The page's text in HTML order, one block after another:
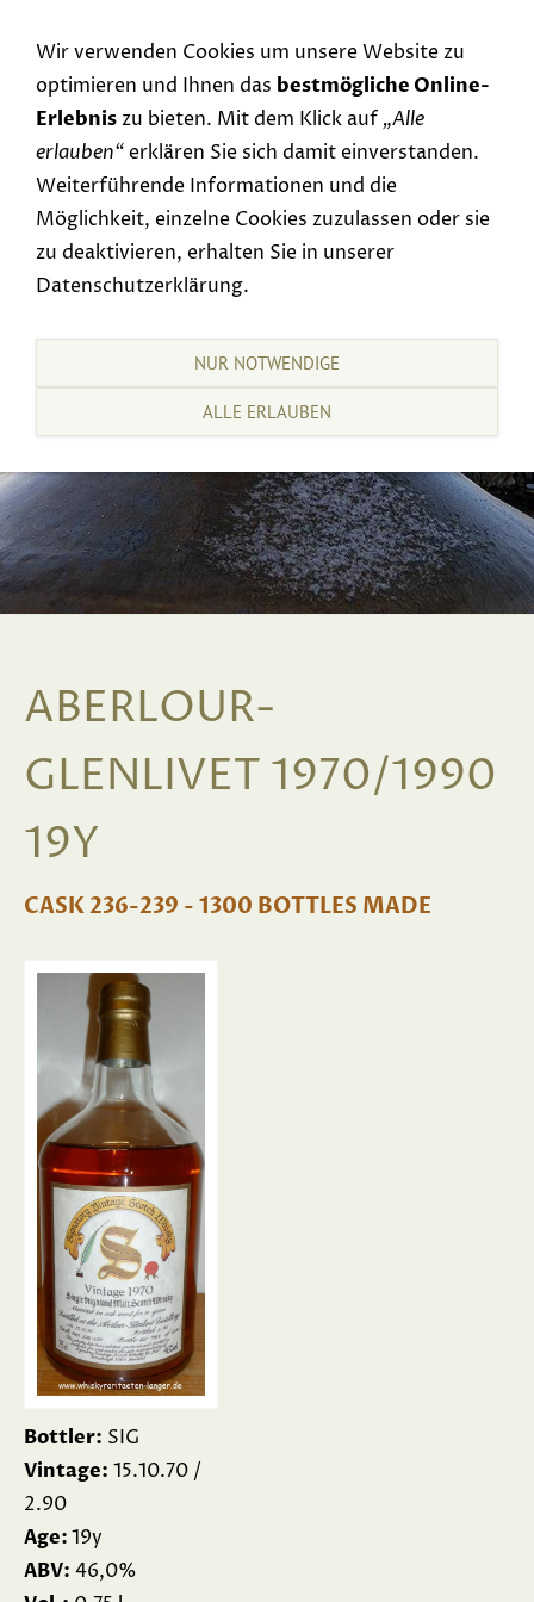
ABERLOUR-
GLENLIVET 1970/1990
19Y
CASK 236-239 - 1300 BOTTLES MADE
Bottler: SIG
Vintage: 15.10.70 /
2.90
Age:19y
ABV: 46,0%
Wir verwenden Cookies um unsere Website zu
optimieren und Ihnen das bestmögliche Online-
Erlebniszu bieten. Mit dem Klick auf „Alle
erlauben“erklären Sie sich damit einverstanden.
Weiterführende Informationen und die
Möglichkeit, einzelne Cookies zuzulassen oder sie
zu deaktivieren, erhalten Sie in unserer
Datenschutzerklärung.
NUR NOTWENDIGE
ALLE ERLAUBEN